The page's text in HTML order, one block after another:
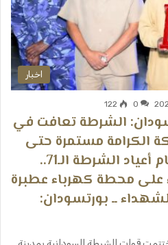
اخبار
0
122
الشرطة تعافت في
الكرامة مستمرة حتى
دحر آخر متمرد ــ ​في ختام أعياد الشرطة الـ71..
على محطة كهرباء عطبرة
ــ ​بورتسودان: